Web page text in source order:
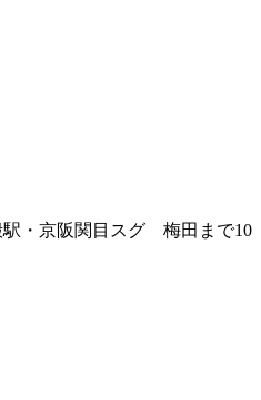
駅・京阪関目スグ 梅田まで10